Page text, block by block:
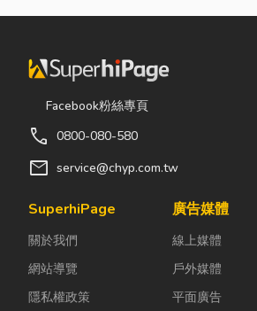
Facebook粉絲專頁
call 0800-080-580
mail service@chyp.com.tw
SuperhiPage
關於我們
網站導覽
隱私權政策
廣告媒體
線上媒體
戶外媒體
平面廣告